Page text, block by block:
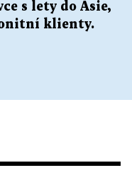
s lety do Asie,
klienty.